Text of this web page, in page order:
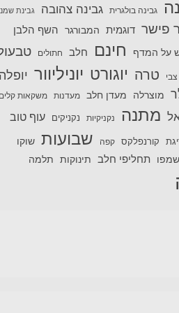
גבינה בולגרית גבינה צהובה גבינת
פישר דוגמית המבורגר השף הלבן
על המדף חינם חלב חתולים
טרה יוגורט יוניליוור
מוצרלה מעדן חלב מעדנות משקאות
מתנה נקניקיות נקניקים עוף טוב
קורנפלקס קפה שבועות שוקו
שמפו תחליפי חלב תינוקות תלמה